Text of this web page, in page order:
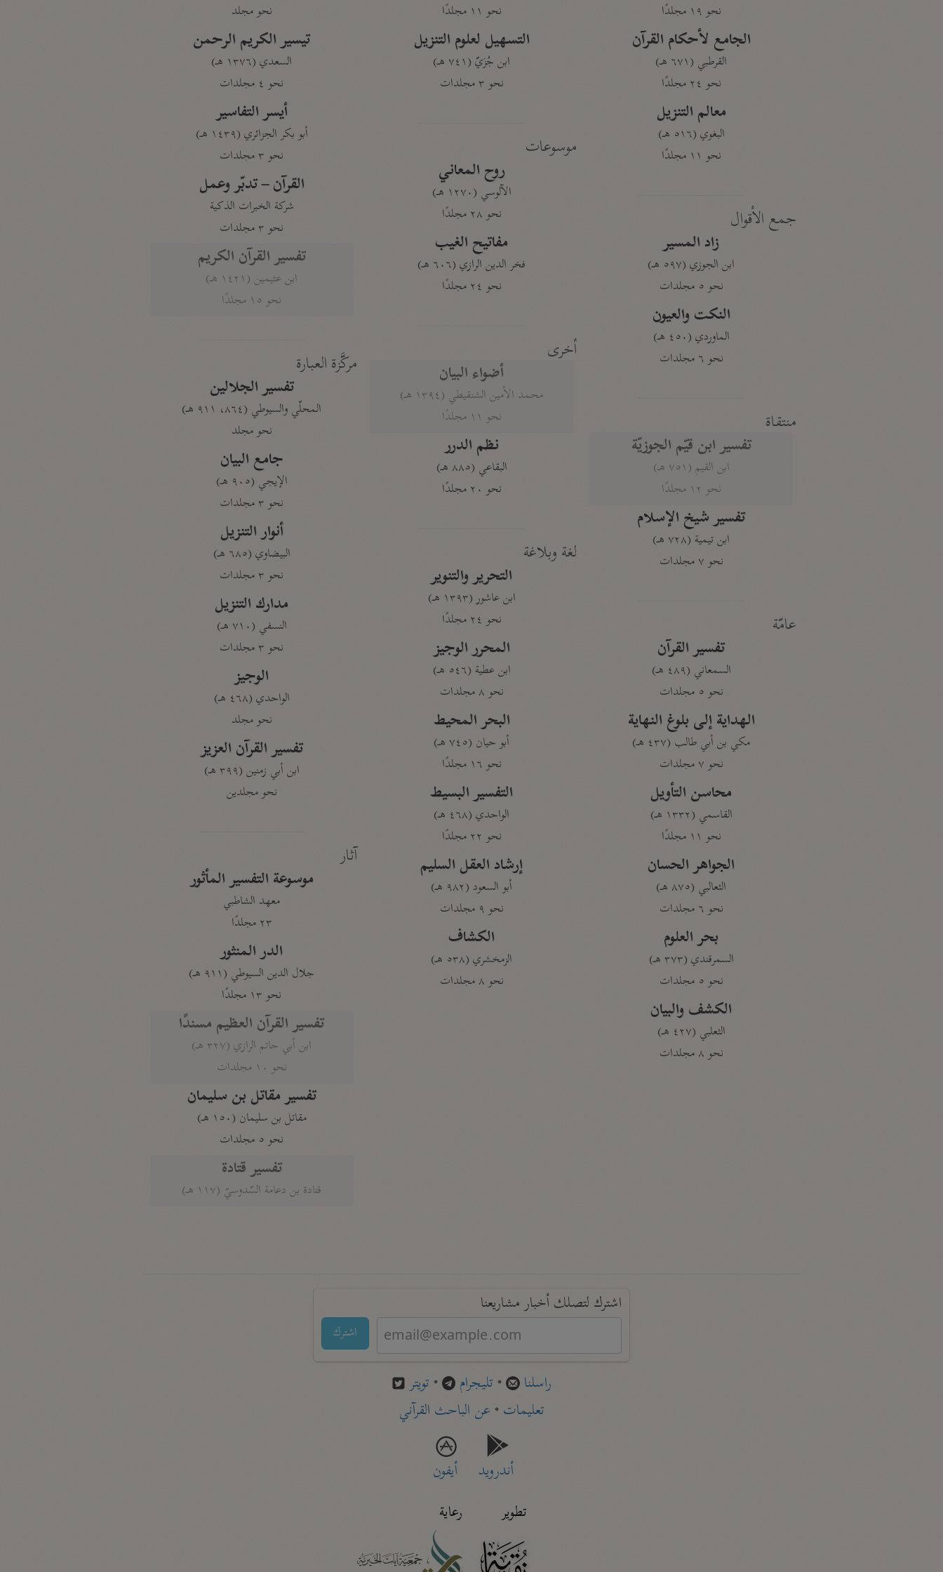
نحو ١٩ مجلدًا
الجامع لأحكام القرآن
القرطبي (٦٧١ هـ)
نحو ٢٤ مجلدًا
معالم التنزيل
البغوي (٥١٦ هـ)
نحو ١١ مجلدًا
جمع الأقوال
زاد المسير
ابن الجوزي (٥٩٧ هـ)
نحو ٥ مجلدات
النكت والعيون
الماوردي (٤٥٠ هـ)
نحو ٦ مجلدات
منتقاة
تفسير ابن قيّم الجوزيّة
ابن القيم (٧٥١ هـ)
نحو ١٢ مجلدًا
تفسير شيخ الإسلام
ابن تيمية (٧٢٨ هـ)
نحو ٧ مجلدات
عامّة
تفسير القرآن
السمعاني (٤٨٩ هـ)
نحو ٥ مجلدات
الهداية إلى بلوغ النهاية
مكي بن أبي طالب (٤٣٧ هـ)
نحو ٧ مجلدات
محاسن التأويل
القاسمي (١٣٣٢ هـ)
نحو ١١ مجلدًا
الجواهر الحسان
الثعالبي (٨٧٥ هـ)
نحو ٦ مجلدات
بحر العلوم
السمرقندي (٣٧٣ هـ)
نحو ٥ مجلدات
الكشف والبيان
الثعلبي (٤٢٧ هـ)
نحو ٨ مجلدات
نحو ١١ مجلدًا
التسهيل لعلوم التنزيل
ابن جُزَيّ (٧٤١ هـ)
نحو ٣ مجلدات
موسوعات
روح المعاني
الآلوسي (١٢٧٠ هـ)
نحو ٢٨ مجلدًا
مفاتيح الغيب
فخر الدين الرازي (٦٠٦ هـ)
نحو ٢٤ مجلدًا
أخرى
أضواء البيان
محمد الأمين الشنقيطي (١٣٩٤ هـ)
نحو ١١ مجلدًا
نظم الدرر
البقاعي (٨٨٥ هـ)
نحو ٢٠ مجلدًا
لغة وبلاغة
التحرير والتنوير
ابن عاشور (١٣٩٣ هـ)
نحو ٢٤ مجلدًا
المحرر الوجيز
ابن عطية (٥٤٦ هـ)
نحو ٨ مجلدات
البحر المحيط
أبو حيان (٧٤٥ هـ)
نحو ١٦ مجلدًا
التفسير البسيط
الواحدي (٤٦٨ هـ)
نحو ٢٢ مجلدًا
إرشاد العقل السليم
أبو السعود (٩٨٢ هـ)
نحو ٩ مجلدات
الكشاف
الزمخشري (٥٣٨ هـ)
نحو ٨ مجلدات
نحو مجلد
تيسير الكريم الرحمن
السعدي (١٣٧٦ هـ)
نحو ٤ مجلدات
أيسر التفاسير
أبو بكر الجزائري (١٤٣٩ هـ)
نحو ٣ مجلدات
القرآن – تدبّر وعمل
شركة الخبرات الذكية
نحو ٣ مجلدات
تفسير القرآن الكريم
ابن عثيمين (١٤٢١ هـ)
نحو ١٥ مجلدًا
مركَّزة العبارة
تفسير الجلالين
المحلّي والسيوطي (٨٦٤، ٩١١ هـ)
نحو مجلد
جامع البيان
الإيجي (٩٠٥ هـ)
نحو ٣ مجلدات
أنوار التنزيل
البيضاوي (٦٨٥ هـ)
نحو ٣ مجلدات
مدارك التنزيل
النسفي (٧١٠ هـ)
نحو ٣ مجلدات
الوجيز
الواحدي (٤٦٨ هـ)
نحو مجلد
تفسير القرآن العزيز
ابن أبي زمنين (٣٩٩ هـ)
نحو مجلدين
آثار
موسوعة التفسير المأثور
معهد الشاطبي
٢٣ مجلدًا
الدر المنثور
جلال الدين السيوطي (٩١١ هـ)
نحو ١٣ مجلدًا
تفسير القرآن العظيم مسندًا
ابن أبي حاتم الرازي (٣٢٧ هـ)
نحو ١٠ مجلدات
تفسير مقاتل بن سليمان
مقاتل بن سليمان (١٥٠ هـ)
نحو ٥ مجلدات
تفسير قتادة
قتادة بن دعامة السّدوسيّ (١١٧ هـ)
اشترك لتصلك أخبار مشاريعنا
اشترك
راسلنا • تليجرام • تويتر
تعليمات• عن الباحث القرآني
أندرويد
أيفون
تطوير
رعاية